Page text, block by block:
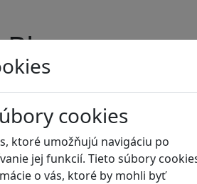
cookies
ktoré umožňujú navigáciu po
jej funkcií. Tieto súbory
o vás, ktoré by mohli byť
Blog